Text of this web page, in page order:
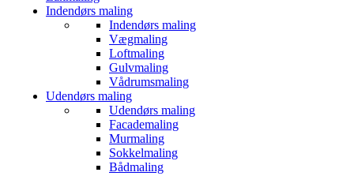
Indendørs maling
Indendørs maling
Vægmaling
Loftmaling
Gulvmaling
Vådrumsmaling
Udendørs maling
Udendørs maling
Facademaling
Murmaling
Sokkelmaling
Bådmaling